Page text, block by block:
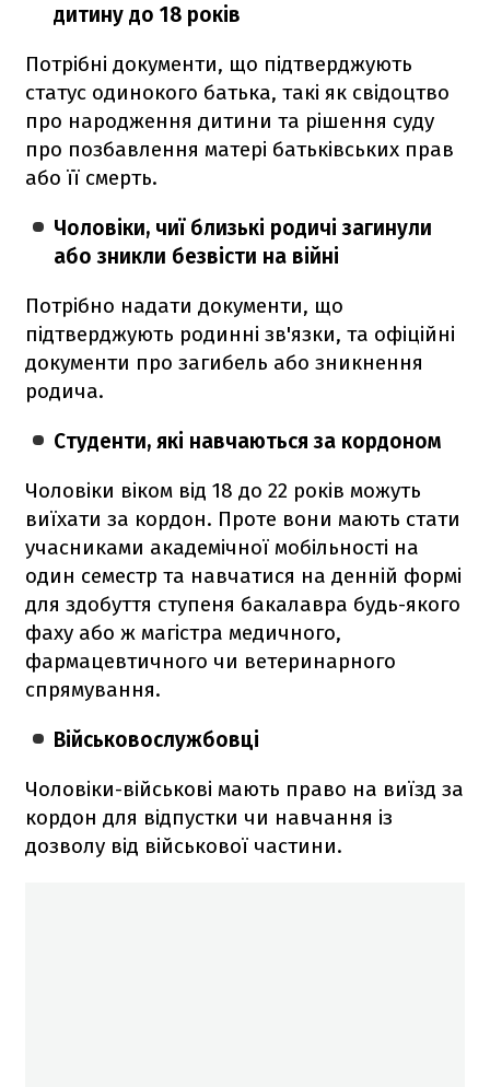
дитину до 18 років
Потрібні документи, що підтверджують
статус одинокого батька, такі як свідоцтво
про народження дитини та рішення суду
про позбавлення матері батьківських прав
або її смерть.
Чоловіки, чиї близькі родичі загинули
або зникли безвісти на війні
Потрібно надати документи, що
підтверджують родинні зв'язки, та офіційні
документи про загибель або зникнення
родича.
Студенти, які навчаються за кордоном
Чоловіки віком від 18 до 22 років можуть
виїхати за кордон. Проте вони мають стати
учасниками академічної мобільності на
один семестр та навчатися на денній формі
для здобуття ступеня бакалавра будь-якого
фаху або ж магістра медичного,
фармацевтичного чи ветеринарного
спрямування.
Військовослужбовці
Чоловіки-військові мають право на виїзд за
кордон для відпустки чи навчання із
дозволу від військової частини.